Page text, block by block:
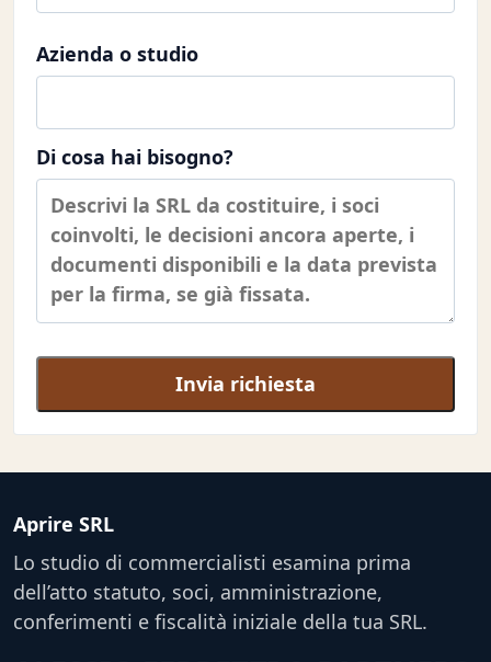
Azienda o studio
Di cosa hai bisogno?
Invia richiesta
Aprire SRL
Lo studio di commercialisti esamina prima
dell’atto statuto, soci, amministrazione,
conferimenti e fiscalità iniziale della tua SRL.